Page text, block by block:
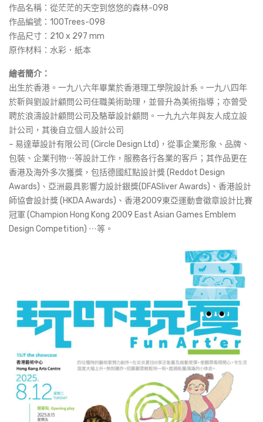
作品名稱： 從茫茫的天空到悠悠的森林-098
作品編號：100Trees-098
作品尺寸： 210 x 297 mm
原作材料：水彩．紙本
繪者簡介：
出生於香港。一九八六年畢業於香港理工學院設計系。一九八四年
於靳與劉設計顧問公司任職美術助理，並晉升為美術指導；亦曾受
聘於浪濤設計顧問公司及駱華設計顧問。一九九六年與友人成立設
計公司，其後自立個人設計公司
– 易達華設計有限公司 (Circle Design Ltd)，從事企業形象、品牌、
包裝、企業刊物⋯等設計工作，服務各行各業的客戶；其作品更在
香港及海外多次獲獎，包括德國紅點設計獎 (Reddot Design
Awards)、亞洲最具影響力設計銀獎(DFASliver Awards)、香港設計
師協會設計獎 (HKDA Awards)、香港2009東亞運動會徽章設計比賽
冠軍 (Champion Hong Kong 2009 East Asian Games Emblem
Design Competition) ⋯等。